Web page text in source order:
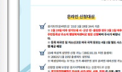
출시제품인 매생이 크림
밤에 최종 결과가 발표되
활용한 이유리님이 우승
이유리님의 제품이 출시
헬로네이처 앱으로 구매
2~3주